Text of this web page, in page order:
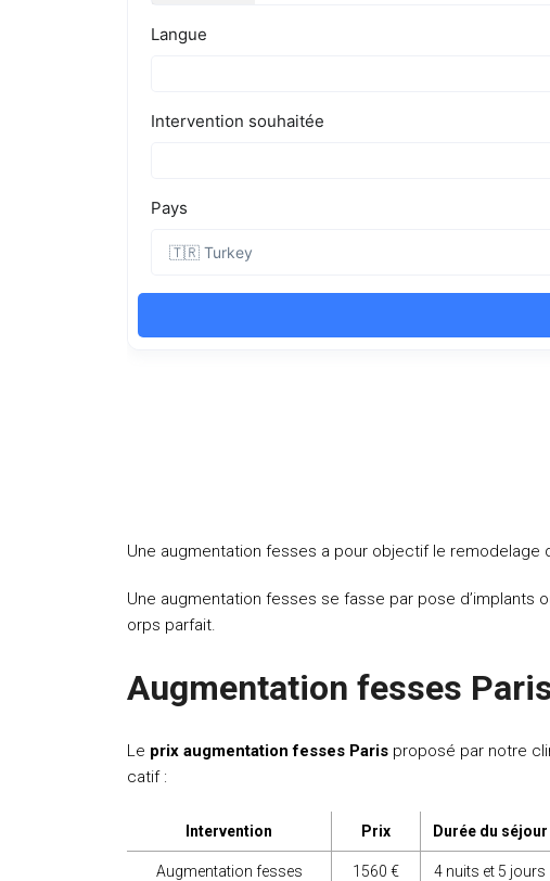
Une augmentation fesses a pour objectif le remodelage
Une augmentation fesses se fasse par pose d’implants
orps parfait.
Augmentation fesses
Le prix augmentation fesses Paris proposé par notre
catif :
Intervention Prix Durée du séjour
Augmentation fesses 1560 € 4 nuits et 5 jours